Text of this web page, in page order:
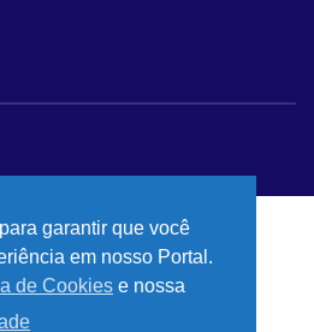
garantir que você
em nosso Portal.
de Cookies e nossa